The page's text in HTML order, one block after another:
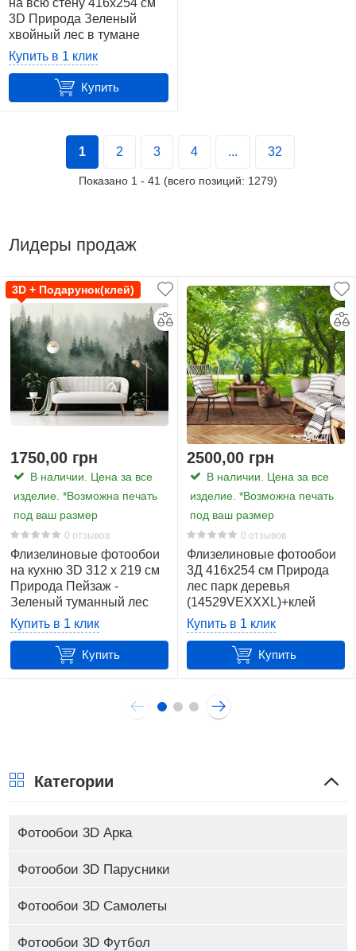
3D Природа Зеленый
хвойный лес в тумане
(14210VEXXXL)+клей
Купить в 1 клик
Купить
1 2 3 4 ... 32
Показано 1 - 41 (всего позиций: 1279)
Лидеры продаж
3D + Подарунок(клей)
1750,00 грн
В наличии. Цена за все
изделие. *Возможна печать
под ваш размер
0 отзывов
Флизелиновые фотообои
на кухню 3D 312 x 219 см
Природа Пейзаж -
Зеленый туманный лес
(13026VEXXL)+клей
Купить в 1 клик
Купить
2500,00 грн
В наличии. Цена за все
изделие. *Возможна печать
под ваш размер
0 отзывов
Флизелиновые фотообои
3Д 416x254 см Природа
лес парк деревья
(14529VEXXXL)+клей
Купить в 1 клик
Купить
Категории
Фотообои 3D Арка
Фотообои 3D Парусники
Фотообои 3D Самолеты
Фотообои 3D Футбол